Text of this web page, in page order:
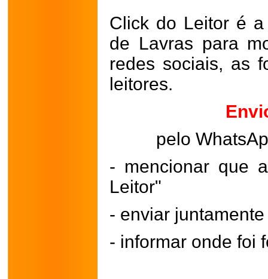
Click do Leitor é
de Lavras para
redes sociais, as
leitores.
pelo
- mencionar que
Leitor"
- enviar
- informar onde foi